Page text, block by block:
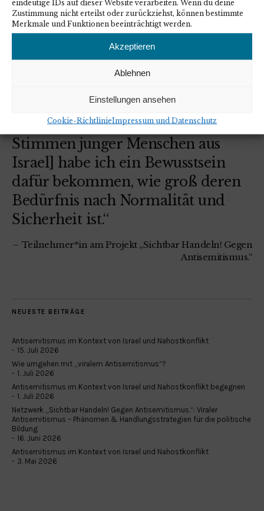
eindeutige IDs auf dieser Website verarbeiten. Wenn du deine
Zustimmung nicht erteilst oder zurückziehst, können bestimmte
Merkmale und Funktionen beeinträchtigt werden.
Akzeptieren
Ablehnen
Einstellungen ansehen
Cookie-RichtlinieImpressum und Datenschutz
„[Durch die Beschäftigung mit
Stimmen junger Menschen aus
Israel] habe ich ein Bewusstsein
dafür bekommen, wie groß deren
Bedürfnis nach Normalität und
Sicherheit ist.“
Teilnehmer*in am Projekt „Sichtbar Handeln! Gegen
Antisemitismus.“
NEUESTE BEITRÄGE
Antisemitismus im Kontext von Israel und Nahostkonflikt
15. Juli 2026
Wie umgehen mit „viralem Antisemitismus“?
1. Juli 2026
Antisemitismus im Kontext von Israel und Nahostkonflikt begegnen
1. Juli 2026
Netzwerk „Sichtbar Handeln! Gegen Antisemitismus.“: Viraler
Antisemitismus – Phänomen & Handlungsstrategien für die politische
Bildung
16. Juni 2026
Antisemitismus im Kontext von Israel und Nahostkonflikt
3. Mai 2026